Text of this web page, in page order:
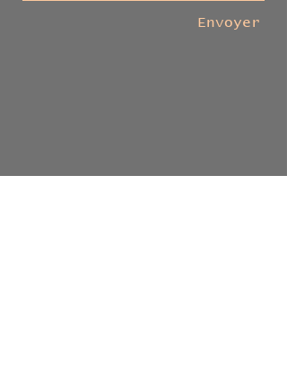
Envoyer